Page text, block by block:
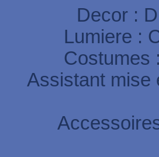
Decor :
Lumiere :
Costumes
Assistant mise